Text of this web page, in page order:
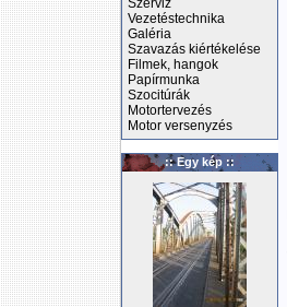
Szerviz
Vezetéstechnika
Galéria
Szavazás kiértékelése
Filmek, hangok
Papírmunka
Szocitúrák
Motortervezés
Motor versenyzés
:: Egy kép ::